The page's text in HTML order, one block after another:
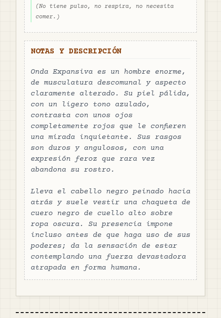
(No tiene pulso, no respira, no necesita
comer. )
NOTAS Y DESCRIPCIÓN
Onda Expansiva es un hombre enorme,
de musculatura descomunal y aspecto
claramente alterado. Su piel pálida,
con un ligero tono azulado,
contrasta con unos ojos
completamente rojos que le confieren
una mirada inquietante. Sus rasgos
son duros y angulosos, con una
expresión feroz que rara vez
abandona su rostro.
Lleva el cabello negro peinado hacia
atrás y suele vestir una chaqueta de
cuero negro de cuello alto sobre
ropa oscura. Su presencia impone
incluso antes de que haga uso de sus
poderes; da la sensación de estar
contemplando una fuerza devastadora
atrapada en forma humana.